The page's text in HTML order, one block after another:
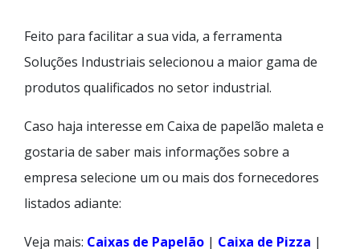
Feito para facilitar a sua vida, a ferramenta
Soluções Industriais selecionou a maior gama de
produtos qualificados no setor industrial.
Caso haja interesse em Caixa de papelão maleta e
gostaria de saber mais informações sobre a
empresa selecione um ou mais dos fornecedores
listados adiante:
Veja mais: Caixas de Papelão | Caixa de Pizza |